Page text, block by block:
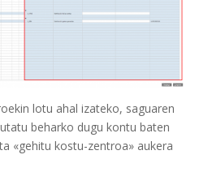
lotu ahal izateko, saguaren
beharko dugu kontu baten
«gehitu kostu-zentroa» aukera